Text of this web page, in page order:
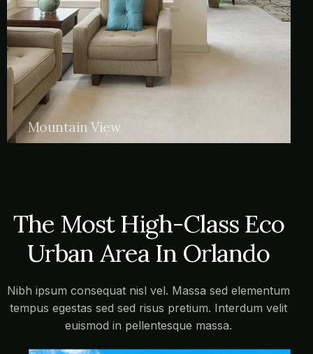
Mountain View
The Most High-Class Eco
Urban Area In Orlando
Nibh ipsum consequat nisl vel. Massa sed elementum
tempus egestas sed sed risus pretium. Interdum velit
euismod in pellentesque massa.